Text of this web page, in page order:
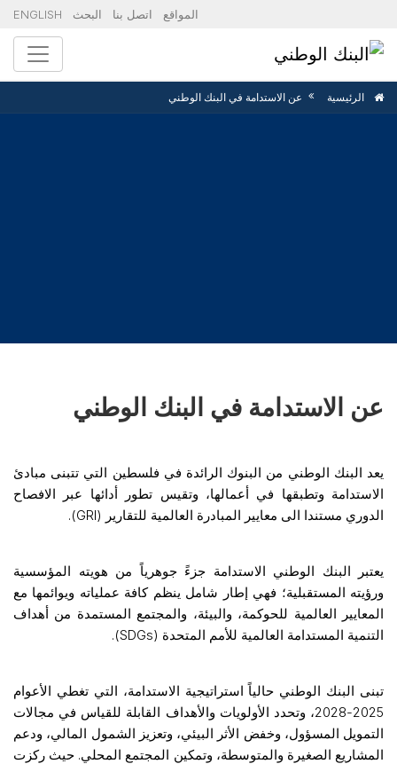
المواقع اتصل بنا البحث ENGLISH
الرئيسية عن الاستدامة في البنك الوطني
عن الاستدامة في البنك الوطني
يعد البنك الوطني من البنوك الرائدة في فلسطين التي تتبنى مبادئ
الاستدامة وتطبقها في أعمالها، وتقيس تطور أدائها عبر الافصاح
الدوري مستندا الى معايير المبادرة العالمية للتقارير (GRI).
يعتبر البنك الوطني الاستدامة جزءً جوهرياً من هويته المؤسسية
ورؤيته المستقبلية؛ فهي إطار شامل ينظم كافة عملياته ويوائمها مع
المعايير العالمية للحوكمة، والبيئة، والمجتمع المستمدة من أهداف
التنمية المستدامة العالمية للأمم المتحدة (SDGs).
تبنى البنك الوطني حالياً استراتيجية الاستدامة، التي تغطي الأعوام
2025-2028، وتحدد الأولويات والأهداف القابلة للقياس في مجالات
التمويل المسؤول، وخفض الأثر البيئي، وتعزيز الشمول المالي، ودعم
المشاريع الصغيرة والمتوسطة، وتمكين المجتمع المحلي. حيث ركزت